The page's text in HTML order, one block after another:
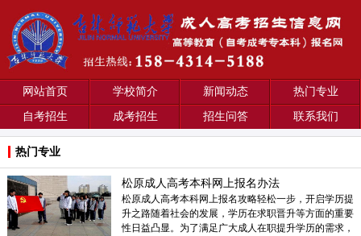
网站首页 学校简介 新闻动态 热门专业
自考招生 成考招生 招生问答 联系我们
热门专业
松原成人高考本科网上报名办法
松原成人高考本科网上报名攻略轻松一步，开启学历提
升之路随着社会的发展，学历在求职晋升等方面的重要
性日益凸显。为了满足广大成人在职提升学历的需求，